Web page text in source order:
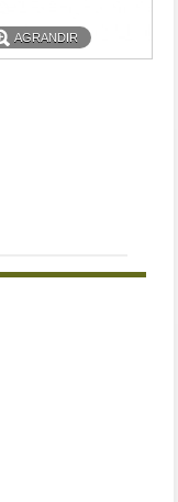
AGRANDIR